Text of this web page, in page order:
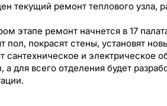
текущий ремонт теплового узла,
этапе ремонт начнется в 17
пол, покрасят стены, установят
сантехническое и электрическое
а для всего отделения будет